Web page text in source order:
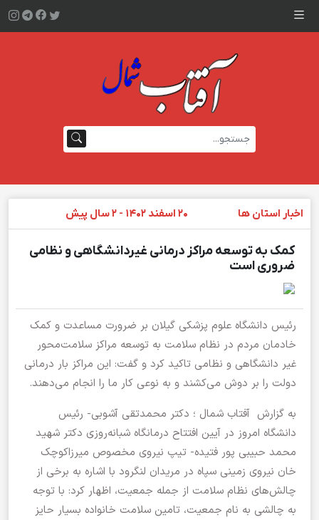
اخبار استان ها ۲۰ اسفند ۱۴۰۲ - ۲ سال پیش
کمک به توسعه مراکز درمانی غیردانشگاهی و نظامی
ضروری است
رئیس دانشگاه علوم پزشکی گیلان بر ضرورت مساعدت و کمک
خادمان مردم در نظام سلامت به توسعه مراکز سلامت‌محور
غیر دانشگاهی و نظامی تاکید کرد و گفت: این مراکز بار درمانی
دولت را بر دوش می‌کشند و به نوعی کار ما را انجام می‌دهند.
به گزارش آفتاب شمال ؛ دکتر محمدتقی آشوبی- رئیس
دانشگاه امروز در آیین افتتاح درمانگاه شبانه‌روزی دکتر شهید
محمد حبیبی پور فتیده- تیپ نیروی مخصوص میرزاکوچک
خان نیروی زمینی سپاه در مریدان لنگرود با اشاره به برخی از
چالش‌های نظام سلامت از جمله جمعیت، اظهار کرد: با توجه
به چالشی به نام جمعیت، تامین سلامت خانواده بسیار حایز